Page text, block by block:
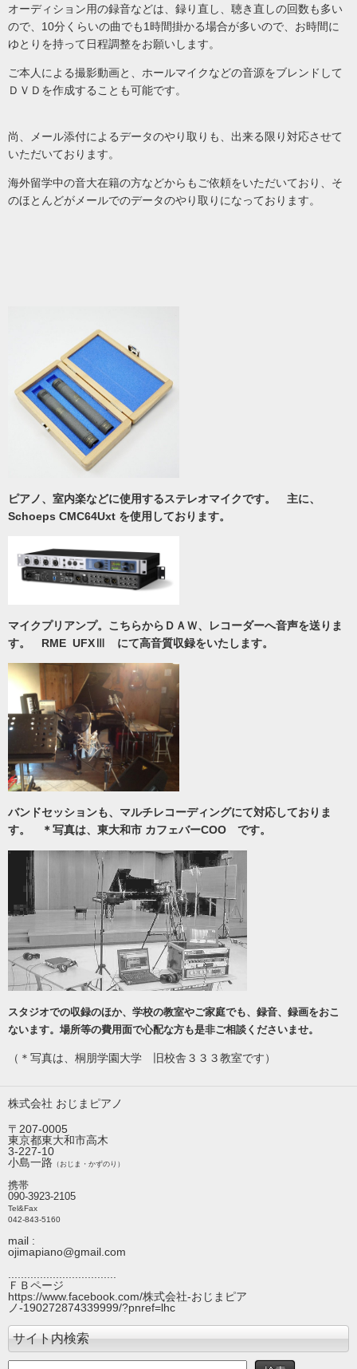
オーディション用の録音などは、録り直し、聴き直しの回数も多い
ので、10分くらいの曲でも1時間掛かる場合が多いので、お時間に
ゆとりを持って日程調整をお願いします。
ご本人による撮影動画と、ホールマイクなどの音源をブレンドして
ＤＶＤを作成することも可能です。
尚、メール添付によるデータのやり取りも、出来る限り対応させて
いただいております。
海外留学中の音大在籍の方などからもご依頼をいただいており、そ
のほとんどがメールでのデータのやり取りになっております。
ピアノ、室内楽などに使用するステレオマイクです。 主に、
Schoeps CMC64Uxt を使用しております。
マイクプリアンプ。 こちらからＤＡＷ、レコーダーへ音声を送りま
す。 RME UFXⅢ にて高音質収録をいたします。
バンドセッションも、マルチレコーディングにて対応しておりま
す。 ＊写真は、東大和市 カフェバーCOO です。
スタジオでの収録のほか、学校の教室やご家庭でも、録音、録画をおこ
ないます。場所等の費用面で心配な方も是非ご相談くださいませ。
（＊写真は、桐朋学園大学 旧校舎３３３教室です）
株式会社 おじまピアノ
〒207-0005
東京都東大和市高木
3-227-10
小島一路 （おじま・かずのり）
携帯
090-3923-2105
Tel&Fax
042-843-5160
mail :
ojimapiano@gmail.com
ＦＢページ
https://www.facebook.com/株式会社-おじまピア
ノ-190272874339999/?pnref=lhc
サイト内検索